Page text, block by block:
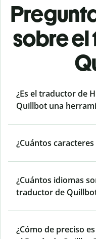
sobre
¿Es el traductor de
Quillbot una
¿Cuántos
¿Cuántos idiomas
traductor de
¿Cómo de preciso